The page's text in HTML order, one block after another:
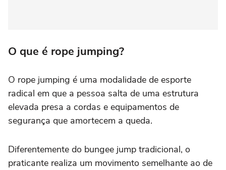
O que é rope jumping?
O rope jumping é uma modalidade de esporte
radical em que a pessoa salta de uma estrutura
elevada presa a cordas e equipamentos de
segurança que amortecem a queda.
Diferentemente do bungee jump tradicional, o
praticante realiza um movimento semelhante ao de